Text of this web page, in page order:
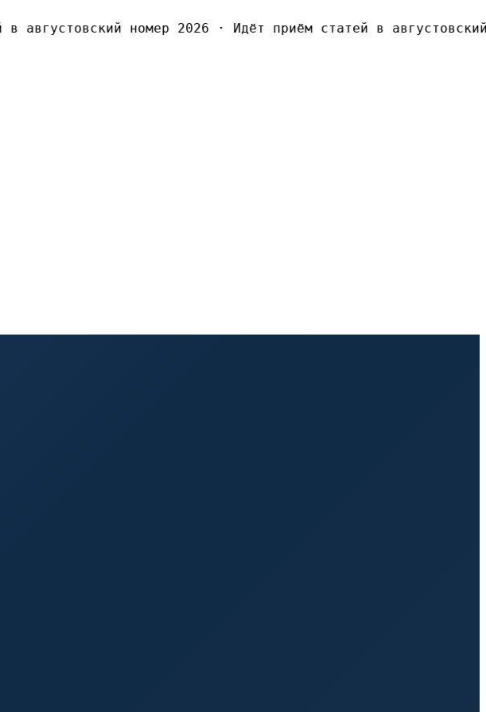
августовский номер 2026· Идёт приём статей в августовский